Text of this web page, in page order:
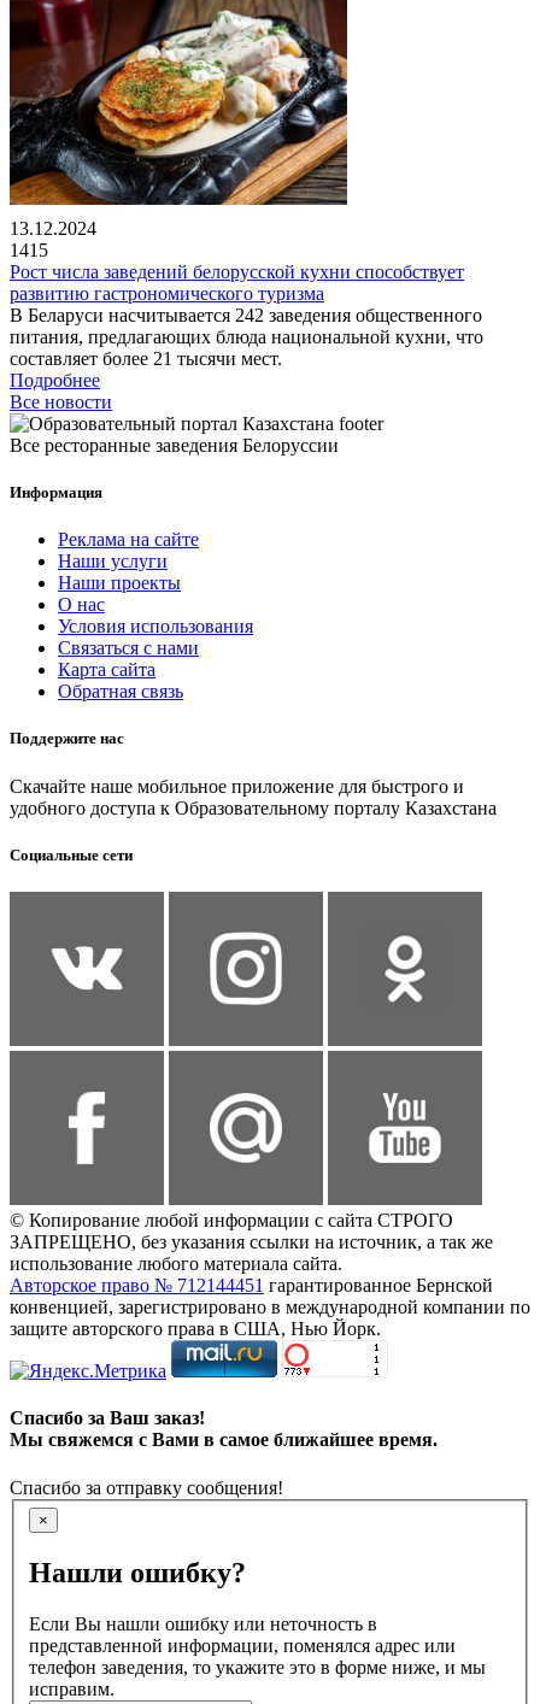
13.12.2024
1415
Рост числа заведений белорусской кухни способствует
развитию гастрономического туризма
В Беларуси насчитывается 242 заведения общественного
питания, предлагающих блюда национальной кухни, что
составляет более 21 тысячи мест.
Подробнее
Все новости
Все ресторанные заведения Белоруссии
Информация
Реклама на сайте
Наши услуги
Наши проекты
О нас
Условия использования
Связаться с нами
Карта сайта
Обратная связь
Поддержите нас
Скачайте наше мобильное приложение для быстрого и
удобного доступа к Образовательному порталу Казахстана
Социальные сети
© Копирование любой информации с сайта СТРОГО
ЗАПРЕЩЕНО, без указания ссылки на источник, а так же
использование любого материала сайта.
Авторское право № 712144451 гарантированное Бернской
конвенцией, зарегистрировано в международной компании по
защите авторского права в США, Нью Йорк.
Спасибо за Ваш заказ!
Мы свяжемся с Вами в самое ближайшее время.
Спасибо за отправку сообщения!
×
Нашли ошибку?
Если Вы нашли ошибку или неточность в
представленной информации, поменялся адрес или
телефон заведения, то укажите это в форме ниже, и мы
исправим.